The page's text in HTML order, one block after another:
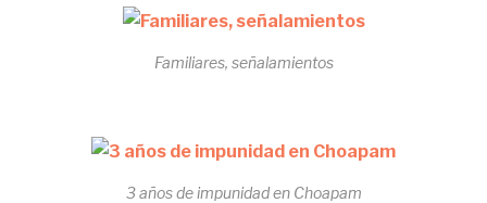
Familiares, señalamientos
3 años de impunidad en Choapam